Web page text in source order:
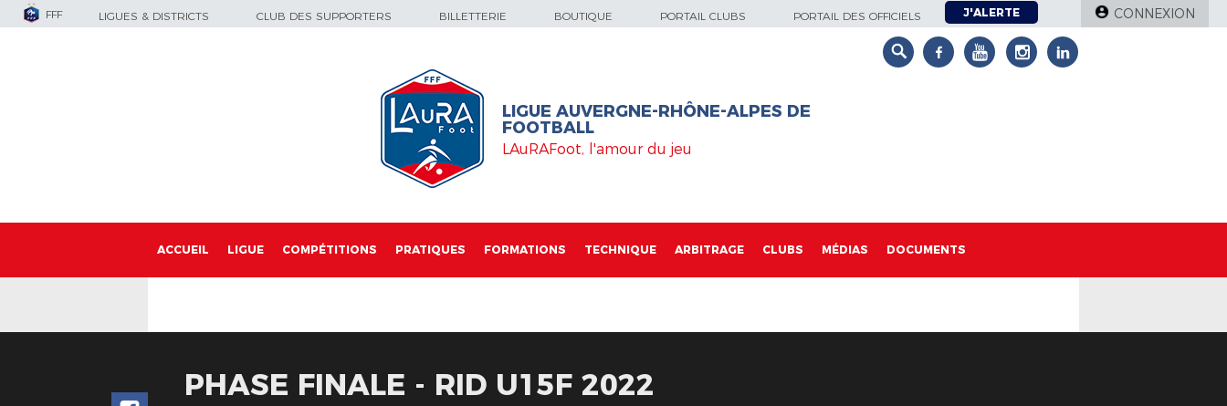
FFF LIGUES & DISTRICTS CLUB DES SUPPORTERS BILLETTERIE BOUTIQUE PORTAIL CLUBS PORTAIL DES OFFICIELS J'ALERTE CONNEXION
LIGUE AUVERGNE-RHÔNE-ALPES DE
FOOTBALL
LAuRAFoot, l'amour du jeu
ACCUEIL LIGUE COMPÉTITIONS PRATIQUES FORMATIONS TECHNIQUE ARBITRAGE CLUBS MÉDIAS DOCUMENTS
PHASE FINALE - RID U15F 2022